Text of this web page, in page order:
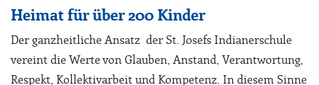
Heimat für über 200 Kinder
Der ganzheitliche Ansatz der St. Josefs Indianerschule
vereint die Werte von Glauben, Anstand, Verantwortung,
Respekt, Kollektivarbeit und Kompetenz. In diesem Sinne